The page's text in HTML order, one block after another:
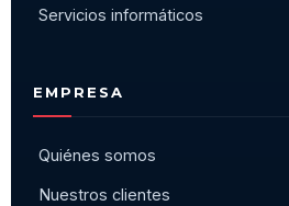
Servicios informáticos
EMPRESA
Quiénes somos
Nuestros clientes